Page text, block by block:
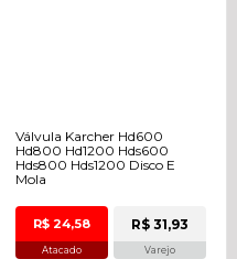
Válvula Karcher Hd600
Hd800 Hd1200 Hds600
Hds800 Hds1200 Disco E
Mola
R$ 24,58
Atacado
R$ 31,93
Varejo